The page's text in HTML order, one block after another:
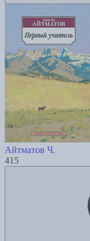
Айтматов Ч.
415